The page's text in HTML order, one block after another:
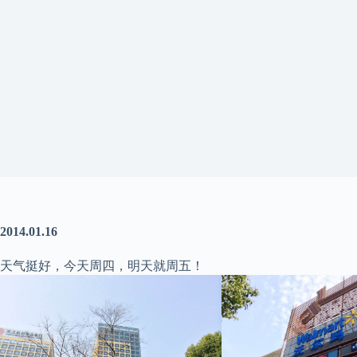
2014.01.16
天气挺好，今天周四，明天就周五！